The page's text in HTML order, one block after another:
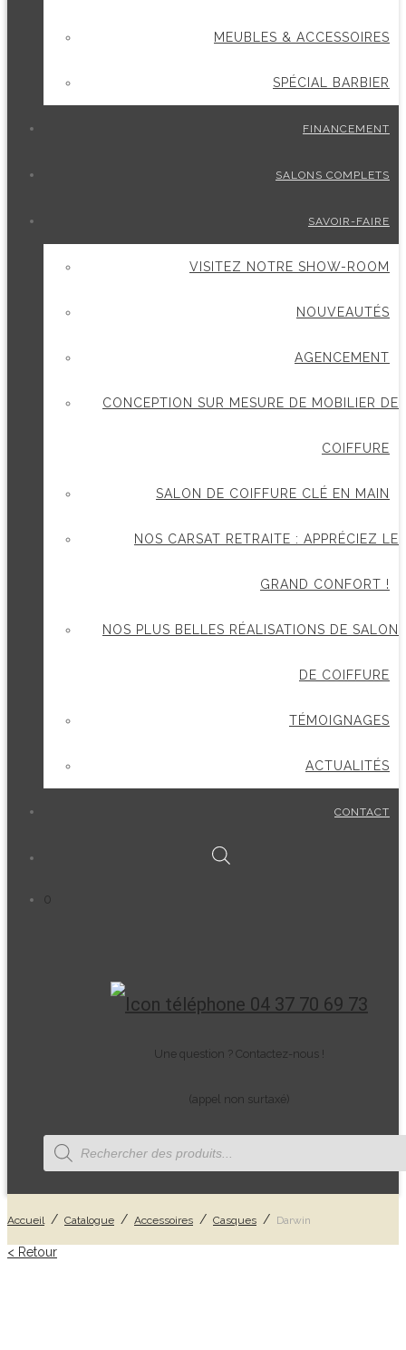
MEUBLES & ACCESSOIRES
SPÉCIAL BARBIER
FINANCEMENT
SALONS COMPLETS
SAVOIR-FAIRE
VISITEZ NOTRE SHOW-ROOM
NOUVEAUTÉS
AGENCEMENT
CONCEPTION SUR MESURE DE MOBILIER DE
COIFFURE
SALON DE COIFFURE CLÉ EN MAIN
NOS CARSAT RETRAITE : APPRÉCIEZ LE
GRAND CONFORT !
NOS PLUS BELLES RÉALISATIONS DE SALON
DE COIFFURE
TÉMOIGNAGES
ACTUALITÉS
CONTACT
0
04 37 70 69 73
Une question ? Contactez-nous !
(appel non surtaxé)
Recherche
de
produits
Accueil / Catalogue / Accessoires / Casques / Darwin
< Retour